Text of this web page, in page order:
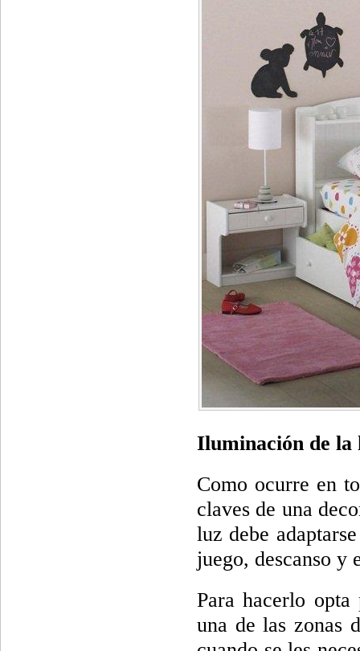
Iluminación de
Como ocurre en
claves de una
luz debe
juego, descanso y
Para hacerlo
una de las zonas